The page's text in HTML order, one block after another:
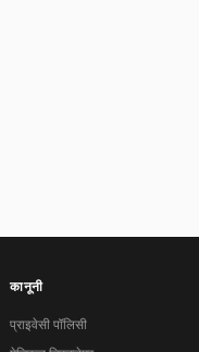
कानूनी
प्राइवेसी पॉलिसी